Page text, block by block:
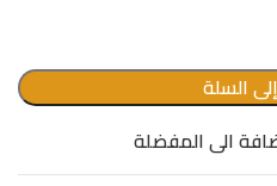
السلة
الى المفضلة